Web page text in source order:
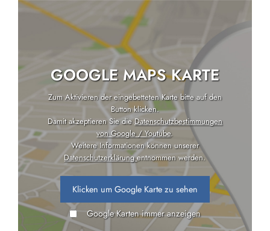
GOOGLE MAPS KARTE
Zum Aktivieren der eingebetteten Karte bitte auf den
Button klicken.
Damit akzeptieren Sie dieDatenschutzbestimmungen
von Google / Youtube.
Weitere Informationen können unserer
Datenschutzerklärungentnommen werden.
Klicken um Google Karte zu sehen
Google Karten immer anzeigen